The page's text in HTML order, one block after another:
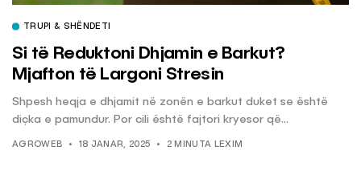
TRUPI & SHËNDETI
Si të Reduktoni Dhjamin e Barkut?
Mjafton të Largoni Stresin
Shpesh heqja e dhjamit në zonën e barkut duket se është
diçka e pamundur. Por cili është fajtori kryesor që...
AGROWEB 18 JANAR, 2025 2 MINUTA LEXIM